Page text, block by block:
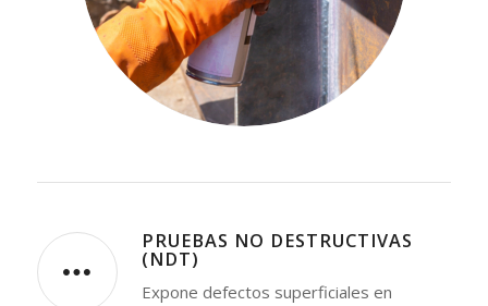
PRUEBAS NO DESTRUCTIVAS
(NDT)
Expone defectos superficiales en